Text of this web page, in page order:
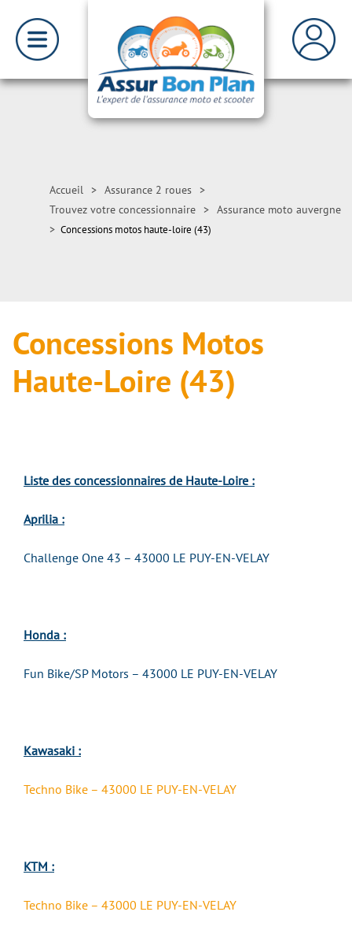
Accueil > Assurance 2 roues >
Trouvez votre concessionnaire > Assurance moto auvergne
> Concessions motos haute-loire (43)
Concessions Motos
Haute-Loire (43)
Liste des concessionnaires de Haute-Loire :
Aprilia :
Challenge One 43 – 43000 LE PUY-EN-VELAY
Honda :
Fun Bike/SP Motors – 43000 LE PUY-EN-VELAY
Kawasaki :
Techno Bike – 43000 LE PUY-EN-VELAY
KTM :
Techno Bike – 43000 LE PUY-EN-VELAY